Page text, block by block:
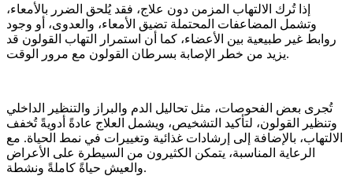
إذا تُرك الالتهاب المزمن دون علاج، فقد يُلحق الضرر بالأمعاء،
وتشمل المضاعفات المحتملة تضيق الأمعاء، والعدوى، أو وجود
روابط غير طبيعية بين الأعضاء، كما أن استمرار التهاب القولون قد
يزيد من خطر الإصابة بسرطان القولون مع مرور الوقت.
تُجرى بعض الفحوصات، مثل تحاليل الدم والبراز والتنظير الداخلي
وتنظير القولون، لتأكيد التشخيص، ويشمل العلاج عادةً أدويةً تُخفف
الالتهاب، بالإضافة إلى إرشادات غذائية وتغييرات في نمط الحياة. مع
الرعاية المناسبة، يتمكن الكثيرون من السيطرة على الأعراض
والعيش حياةً كاملةً ونشطة.